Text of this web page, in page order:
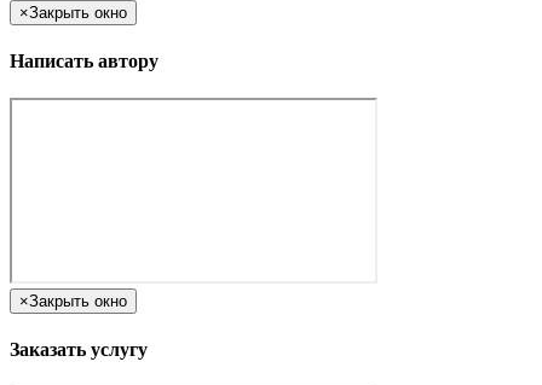
×Закрыть окно
Написать автору
×Закрыть окно
Заказать услугу